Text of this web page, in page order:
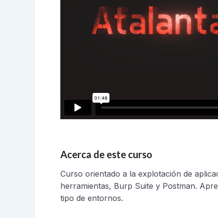
Acerca de este curso
Curso orientado a la explotación de
herramientas, Burp Suite y Postman.
tipo de entornos.